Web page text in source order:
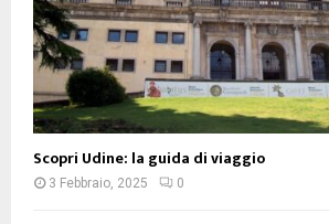
Scopri Udine: la guida di viaggio
3 Febbraio, 2025 0